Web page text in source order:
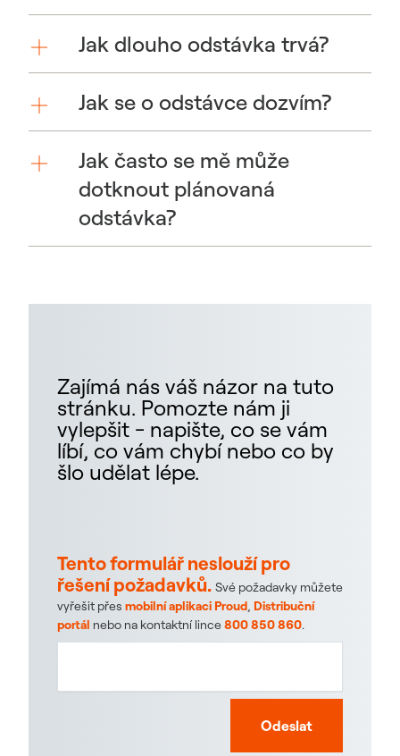
Jak dlouho odstávka trvá?
Jak se o odstávce dozvím?
Jak často se mě může
dotknout plánovaná
odstávka?
Zajímá nás váš názor na tuto
stránku. Pomozte nám ji
vylepšit - napište, co se vám
líbí, co vám chybí nebo co by
šlo udělat lépe.
Tento formulář neslouží pro
řešení požadavků. Své požadavky můžete
vyřešit přes mobilní aplikaci Proud, Distribuční
portál nebo na kontaktní lince800 850 860.
Odeslat